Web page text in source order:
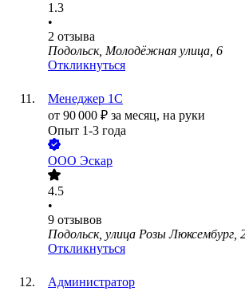
1.3
•
2 отзыва
Подольск, Молодёжная улица, 6
Откликнуться
Менеджер 1С
от 90 000 ₽ за месяц, на руки
Опыт 1-3 года
ООО Эскар
4.5
•
9 отзывов
Подольск, улица Розы Люксембург,
Откликнуться
Администратор